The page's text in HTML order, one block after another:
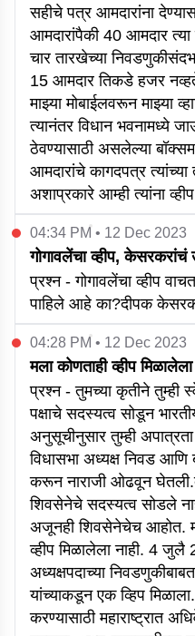
सहीचे पत्र आमदारांना
आमदारांपैकी 40 आमदार त्या
चार तारखेच्या
15 आमदार तिकडे हजर
माझ्या मोबाईलवरून माझ्या
त्यानंतर विधान भवनामध्ये
ठेवण्यासाठी असलेल्या
आमदारांचे कागदपत्र त्यांच्या
अशाप्रकारे आम्ही त्यांना
04:34 PM • 12 Dec 2023
गोगावलेंचा व्हीप, केसरकरांचं
प्रश्न - गोगावलेंचा व्हीप
पाहिले आहे का?दीपक
04:28 PM • 12 Dec 2023
मला कोणताही व्हीप
प्रश्न - तुमच्या कृतीने तुम्ही
पक्षाचे सदस्यत्व सोडून
अनुसूचीनुसार तुम्ही
विधासभा अध्यक्ष निवड
करून नाराजी ओढवून
शिवसेनेचे सदस्यत्व सोडले
अजूनही शिवसेनेचेच आहोत.
व्हीप मिळालेला नाही. 4 जुलै
अध्यक्षपदाच्या
यांच्याकडून एक व्हिप
करण्यासाठी महाराष्ट्रात